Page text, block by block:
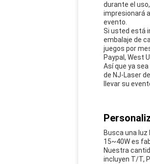
durante el
impresionará
evento.
Si usted está
embalaje de
juegos por
Paypal, West
Así que ya
de NJ-Laser
llevar su
Busca una
15~40W es
Nuestra
incluyen T/T,